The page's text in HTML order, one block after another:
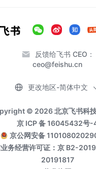
反馈给飞书 CEO：
ceo@feishu.cn
© 2026 北京飞书科
京 ICP 备 16045432号-
京公网安备
务经营许可证：京 B2-
20191817
更改地区-简体中文